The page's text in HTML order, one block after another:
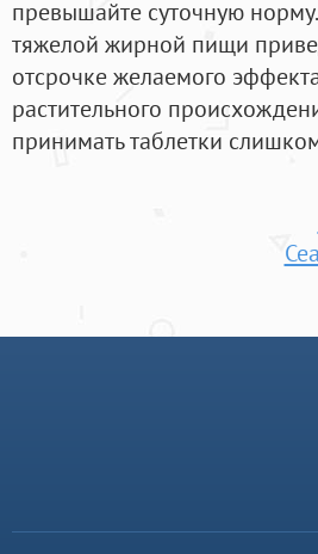
превышайте суточную
тяжелой жирной пищи
отсрочке желаемого
растительного
принимать таблетки